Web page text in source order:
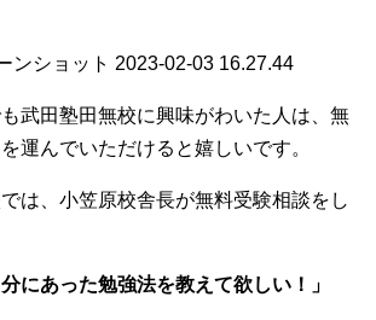
武田塾田無校に興味がわいた人は、無
運んでいただけると嬉しいです。
は、小笠原校舎長が無料受験相談をし
にあった勉強法を教えて欲しい！」